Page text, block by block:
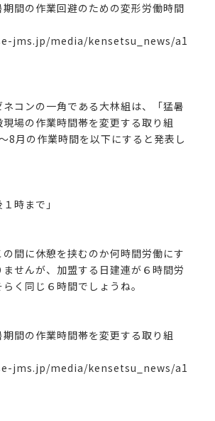
間の作業回避のための変形労働時間
jms.jp/media/kensetsu_news/a1
コンの一角である大林組は、「猛暑
場の作業時間帯を変更する取り組
8月の作業時間を以下にすると発表し
時まで」
間に休憩を挟むのか何時間労働にす
せんが、加盟する日建連が６時間労
く同じ６時間でしょうね。
間の作業時間帯を変更する取り組
jms.jp/media/kensetsu_news/a1